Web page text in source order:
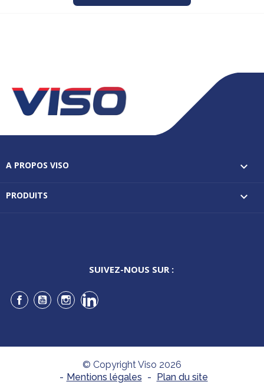
A PROPOS VISO 
PRODUITS 
SUIVEZ-NOUS SUR :
Facebook
YouTubeInstagramLinkedIn
© Copyright Viso 2026
- Mentions légales - Plan du site